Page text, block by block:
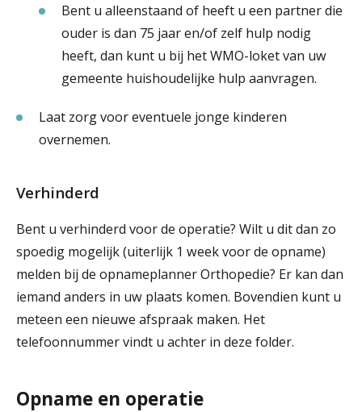
Bent u alleenstaand of heeft u een partner die
ouder is dan 75 jaar en/of zelf hulp nodig
heeft, dan kunt u bij het WMO-loket van uw
gemeente huishoudelijke hulp aanvragen.
Laat zorg voor eventuele jonge kinderen
overnemen.
Verhinderd
Bent u verhinderd voor de operatie? Wilt u dit dan zo
spoedig mogelijk (uiterlijk 1 week voor de opname)
melden bij de opnameplanner Orthopedie? Er kan dan
iemand anders in uw plaats komen. Bovendien kunt u
meteen een nieuwe afspraak maken. Het
telefoonnummer vindt u achter in deze folder.
Opname en operatie